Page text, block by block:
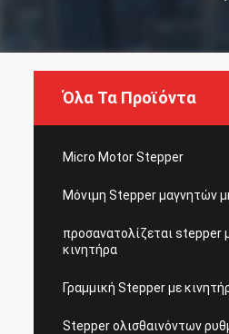
Όλα Τα Προϊόντα
Micro Motor Stepper
Μόνιμη Stepper μαγνητών
προσανατολίζεται stepper
κινητήρα
Γραμμική Stepper με
Stepper ολισθαινόντων